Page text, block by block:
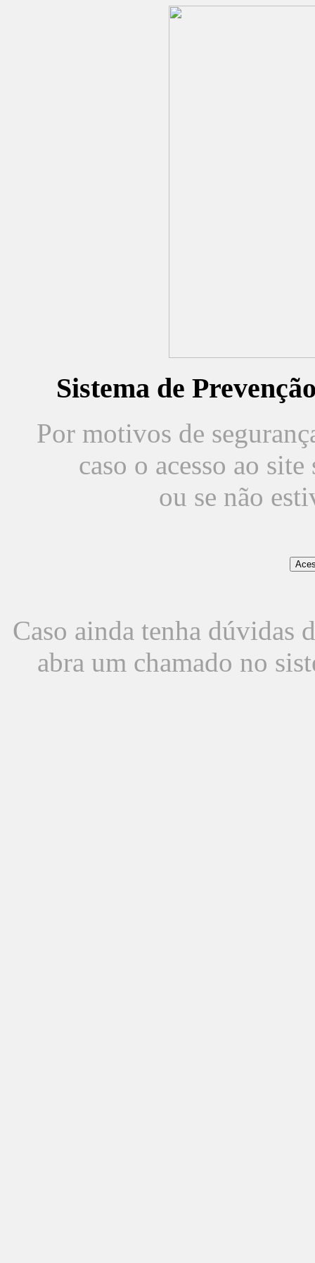
Sistema de
Por motivos de
caso o acesso ao
ou se não
Caso ainda tenha dúvidas
abra um chamado no